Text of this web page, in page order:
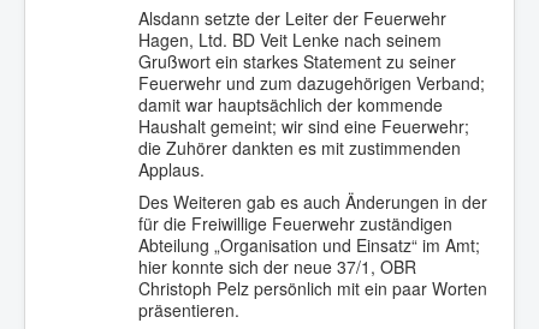
Alsdann setzte der Leiter der Feuerwehr
Hagen, Ltd. BD Veit Lenke nach seinem
Grußwort ein starkes Statement zu seiner
Feuerwehr und zum dazugehörigen Verband;
damit war hauptsächlich der kommende
Haushalt gemeint; wir sind eine Feuerwehr;
die Zuhörer dankten es mit zustimmenden
Applaus.
Des Weiteren gab es auch Änderungen in der
für die Freiwillige Feuerwehr zuständigen
Abteilung „Organisation und Einsatz“ im Amt;
hier konnte sich der neue 37/1, OBR
Christoph Pelz persönlich mit ein paar Worten
präsentieren.